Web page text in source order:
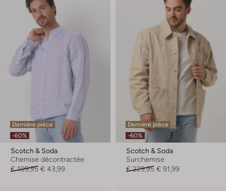
Dernière pièce
-60%
Scotch & Soda
Chemise décontractée
€ 109,95 € 43,99
Dernière pièce
-60%
Scotch & Soda
Surchemise
€ 229,95 € 91,99